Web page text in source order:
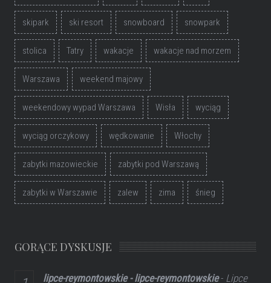
skipark ski resort snowboard snowpark
stolica Tatry wakacje wakacje nad morzem
Warszawa weekend majowy
weekendowy wypad Warszawa Wisła wyciąg
wyciąg orczykowy wędkowanie Włochy
zabytki mazowieckie zabytki pod Warszawą
zabytki w Warszawie zalew zima śnieg
GORĄCE DYSKUSJE
lipce-reymontowskie - lipce-reymontowskie- Lipce